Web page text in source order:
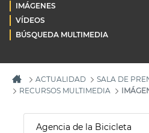
IMÁGENES
VÍDEOS
BÚSQUEDA MULTIMEDIA
ACTUALIDAD
SALA DE
RECURSOS MULTIMEDIA
Agencia de la Bicicleta